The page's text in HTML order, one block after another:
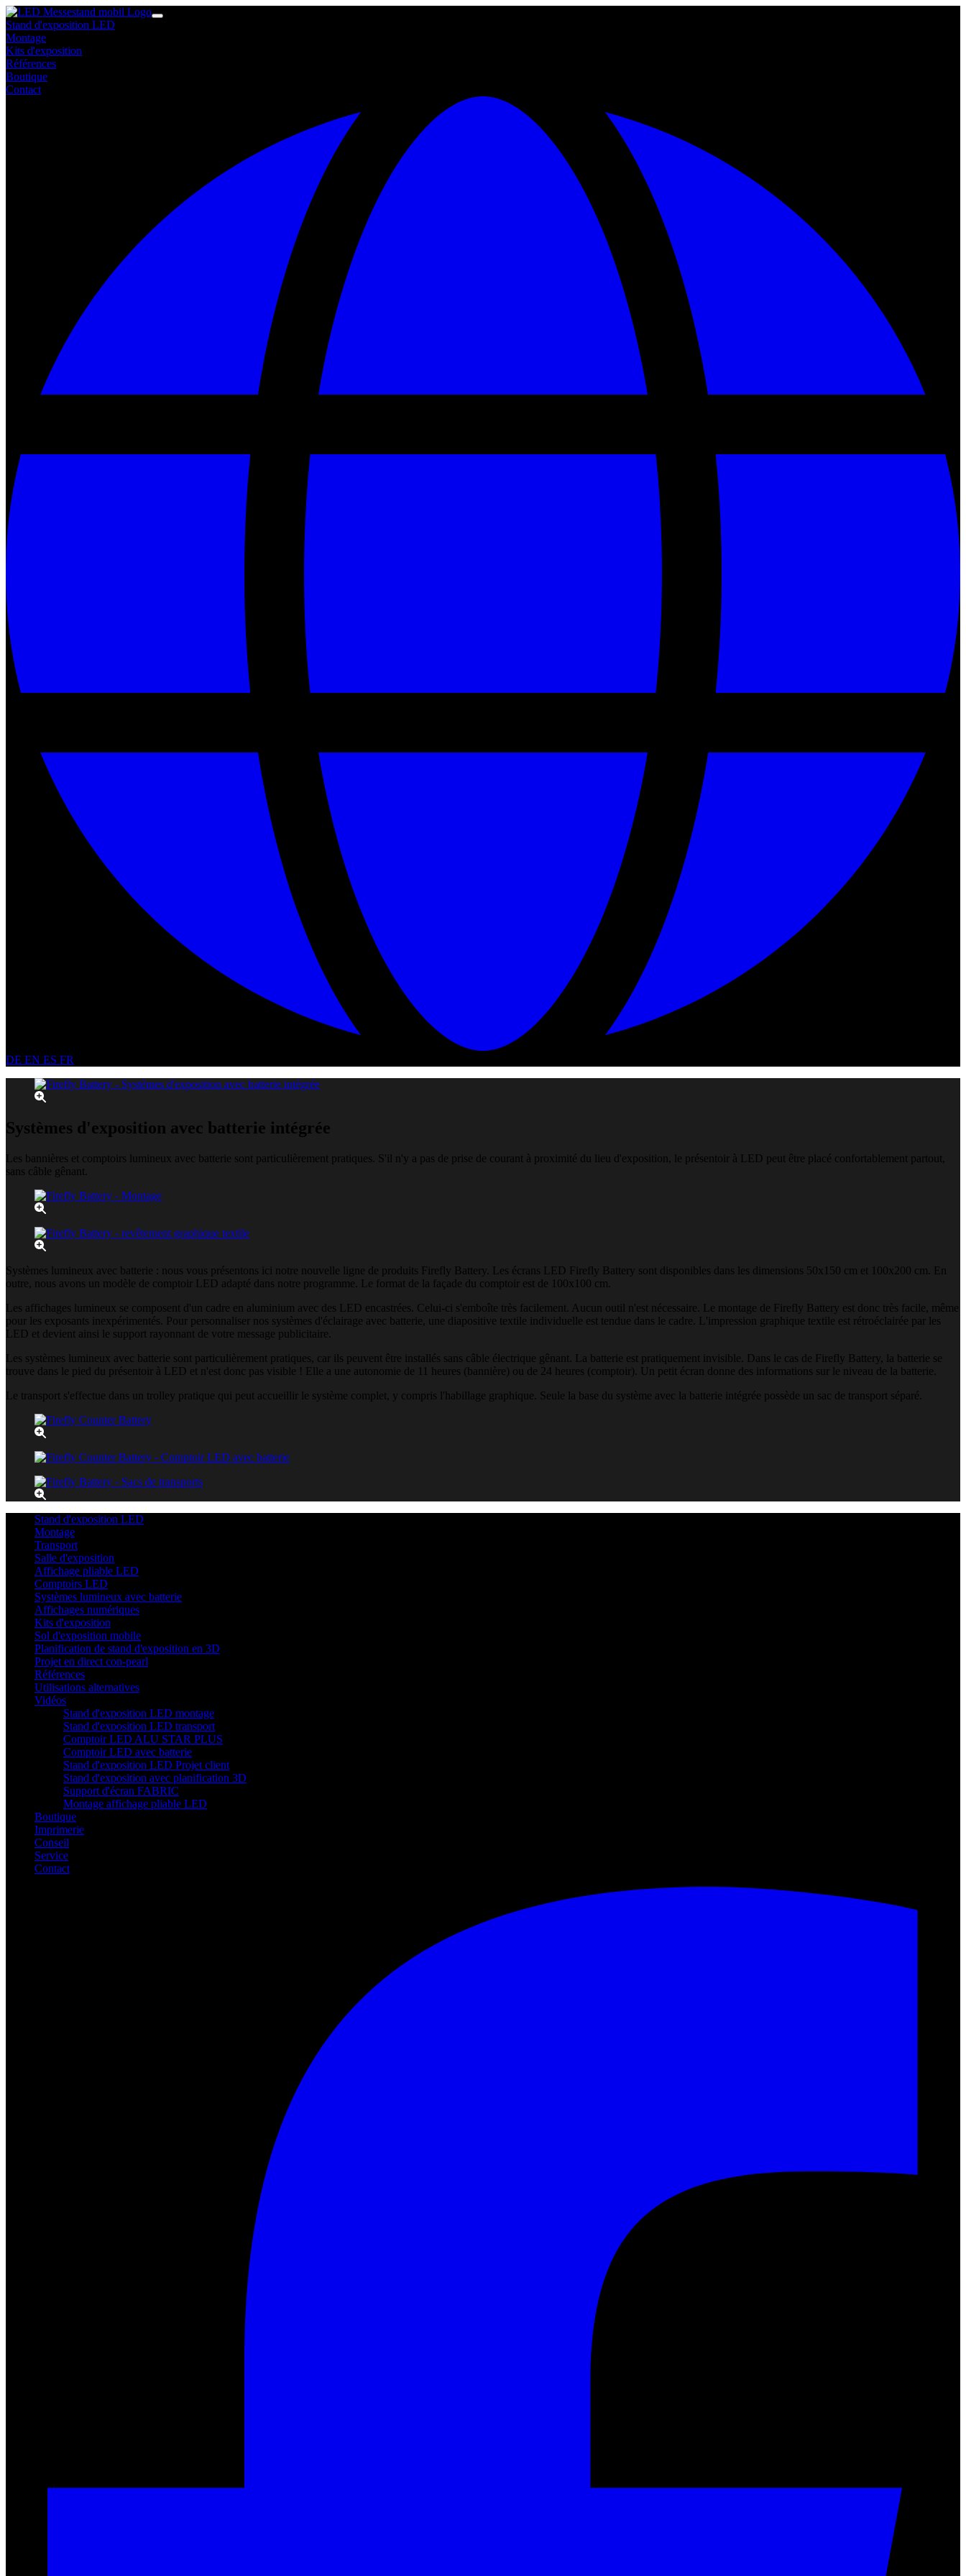
Stand d'exposition LED
Montage
Kits d'exposition
Références
Boutique
Contact
DE EN ES FR
Systèmes d'exposition avec batterie intégrée
Les bannières et comptoirs lumineux avec batterie sont particulièrement pratiques. S'il n'y a pas de prise de courant à proximité du lieu d'exposition, le présentoir à LED peut être placé confortablement partout,
sans câble gênant.
Systèmes lumineux avec batterie : nous vous présentons ici notre nouvelle ligne de produits Firefly Battery. Les écrans LED Firefly Battery sont disponibles dans les dimensions 50x150 cm et 100x200 cm. En
outre, nous avons un modèle de comptoir LED adapté dans notre programme. Le format de la façade du comptoir est de 100x100 cm.
Les affichages lumineux se composent d'un cadre en aluminium avec des LED encastrées. Celui-ci s'emboîte très facilement. Aucun outil n'est nécessaire. Le montage de Firefly Battery est donc très facile, même
pour les exposants inexpérimentés. Pour personnaliser nos systèmes d'éclairage avec batterie, une diapositive textile individuelle est tendue dans le cadre. L'impression graphique textile est rétroéclairée par les
LED et devient ainsi le support rayonnant de votre message publicitaire.
Les systèmes lumineux avec batterie sont particulièrement pratiques, car ils peuvent être installés sans câble électrique gênant. La batterie est pratiquement invisible. Dans le cas de Firefly Battery, la batterie se
trouve dans le pied du présentoir à LED et n'est donc pas visible ! Elle a une autonomie de 11 heures (bannière) ou de 24 heures (comptoir). Un petit écran donne des informations sur le niveau de la batterie.
Le transport s'effectue dans un trolley pratique qui peut accueillir le système complet, y compris l'habillage graphique. Seule la base du système avec la batterie intégrée possède un sac de transport séparé.
Stand d'exposition LED
Montage
Transport
Salle d'exposition
Affichage pliable LED
Comptoirs LED
Systèmes lumineux avec batterie
Affichages numériques
Kits d'exposition
Sol d'exposition mobile
Planification de stand d'exposition en 3D
Projet en direct con-pearl
Références
Utilisations alternatives
Vidéos
Stand d'exposition LED montage
Stand d'exposition LED transport
Comptoir LED ALU STAR PLUS
Comptoir LED avec batterie
Stand d'exposition LED Projet client
Stand d'exposition avec planification 3D
Support d'écran FABRIC
Montage affichage pliable LED
Boutique
Imprimerie
Conseil
Service
Contact